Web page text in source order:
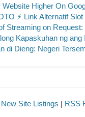
Website Higher On
⚡ Link Alternatif
Streaming on
Kapaskuhan ng ang
di Dieng: Negeri
New Site Listings | RSS